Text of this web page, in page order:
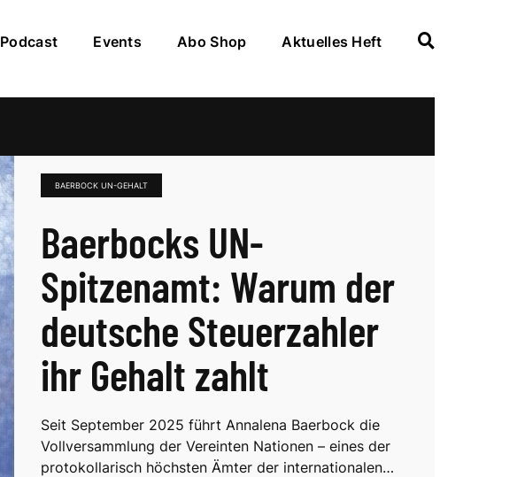
Podcast Events Abo Shop Aktuelles Heft
BAERBOCK UN-GEHALT
Baerbocks UN-
Spitzenamt: Warum der
deutsche Steuerzahler
ihr Gehalt zahlt
Seit September 2025 führt Annalena Baerbock die
Vollversammlung der Vereinten Nationen – eines der
protokollarisch höchsten Ämter der internationalen…